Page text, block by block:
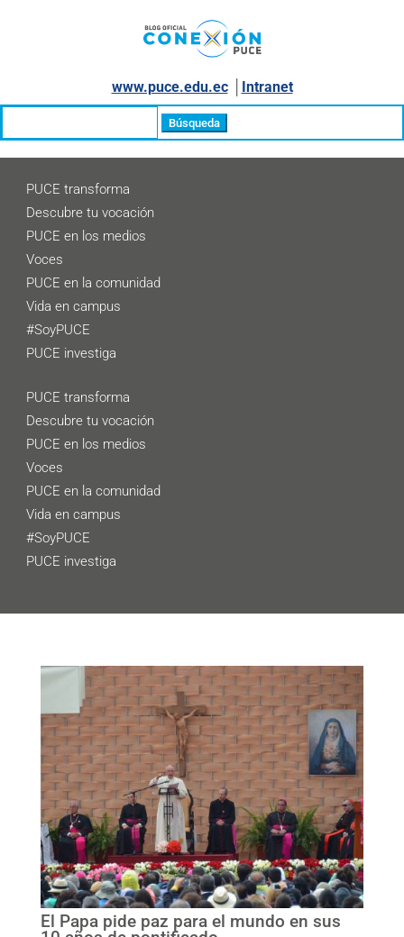
www.puce.edu.ec│ Intranet
PUCE transforma
Descubre tu vocación
PUCE en los medios
Voces
PUCE en la comunidad
Vida en campus
#SoyPUCE
PUCE investiga
PUCE transforma
Descubre tu vocación
PUCE en los medios
Voces
PUCE en la comunidad
Vida en campus
#SoyPUCE
PUCE investiga
El Papa pide paz para el mundo en sus